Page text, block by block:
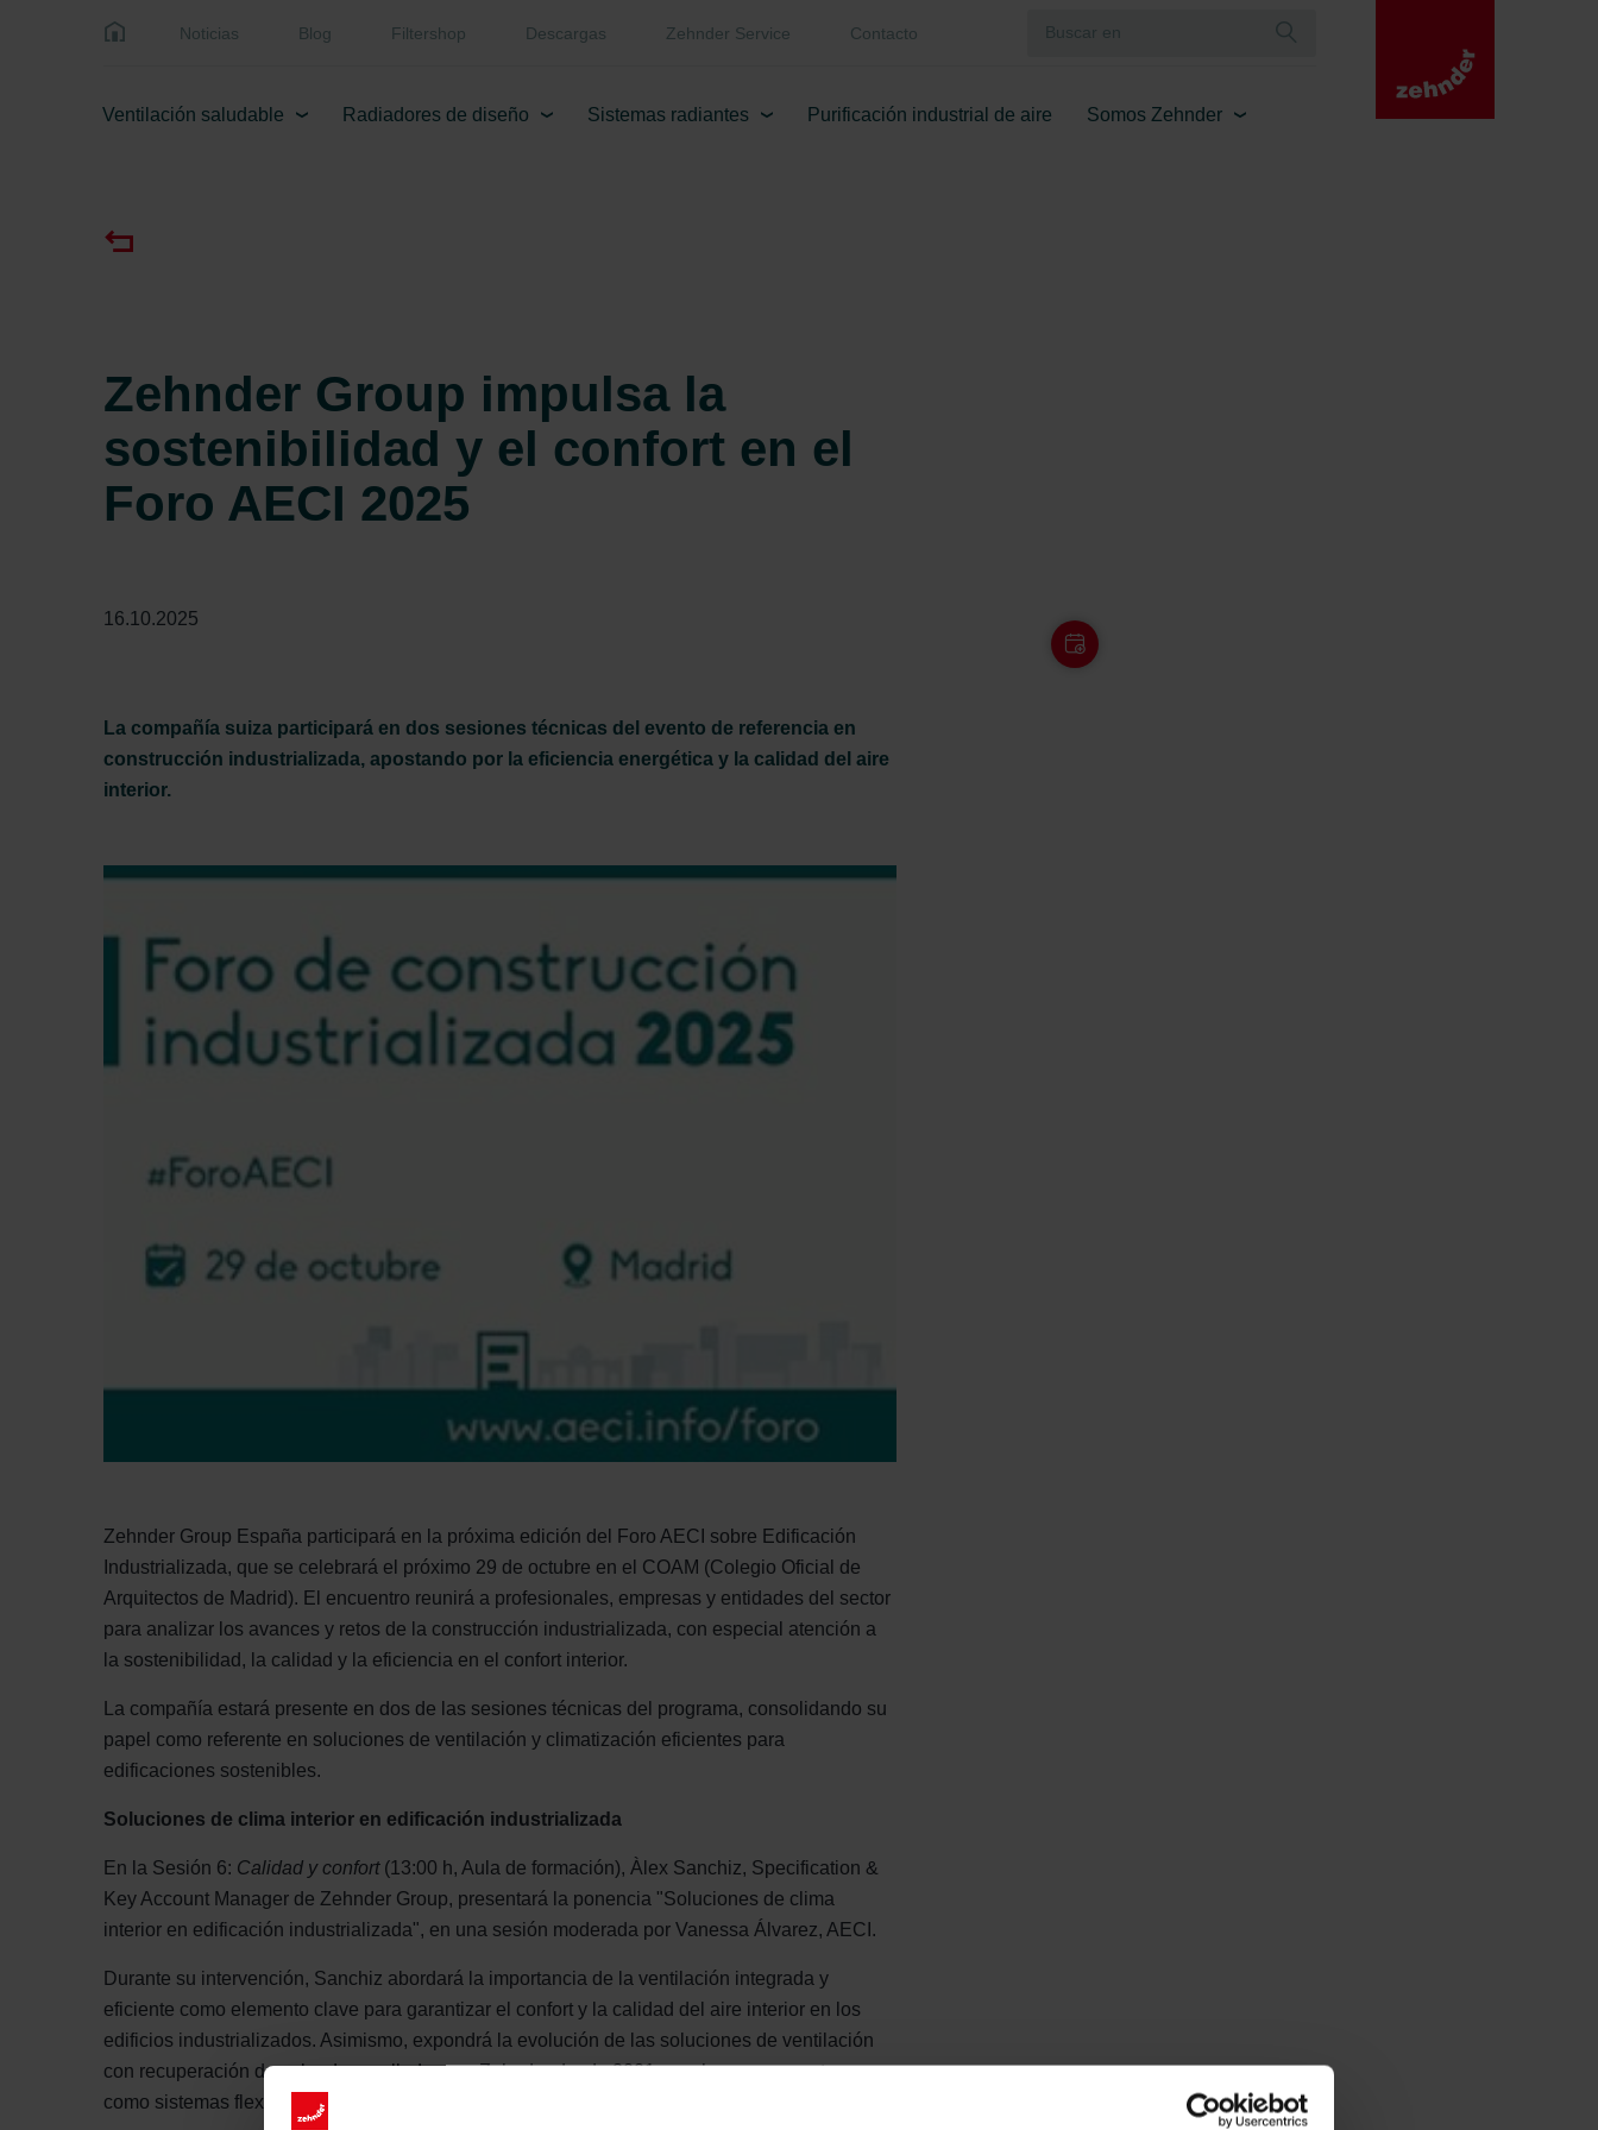
Noticias Blog Filtershop Descargas Zehnder Service Contacto
Ventilación saludable Radiadores de diseño Sistemas radiantes Purificación industrial de aire Somos Zehnder
Zehnder Group impulsa la
sostenibilidad y el confort en el
Foro AECI 2025
16.10.2025
La compañía suiza participará en dos sesiones técnicas del evento de referencia en
construcción industrializada, apostando por la eficiencia energética y la calidad del aire
interior.
Zehnder Group España participará en la próxima edición del Foro AECI sobre Edificación
Industrializada, que se celebrará el próximo 29 de octubre en el COAM (Colegio Oficial de
Arquitectos de Madrid). El encuentro reunirá a profesionales, empresas y entidades del sector
para analizar los avances y retos de la construcción industrializada, con especial atención a
la sostenibilidad, la calidad y la eficiencia en el confort interior.
La compañía estará presente en dos de las sesiones técnicas del programa, consolidando su
papel como referente en soluciones de ventilación y climatización eficientes para
edificaciones sostenibles.
Soluciones de clima interior en edificación industrializada
En la Sesión 6: Calidad y confort (13:00 h, Aula de formación), Àlex Sanchiz, Specification &
Key Account Manager de Zehnder Group, presentará la ponencia "Soluciones de clima
interior en edificación industrializada", en una sesión moderada por Vanessa Álvarez, AECI.
Durante su intervención, Sanchiz abordará la importancia de la ventilación integrada y
eficiente como elemento clave para garantizar el confort y la calidad del aire interior en los
edificios industrializados. Asimismo, expondrá la evolución de las soluciones de ventilación
con recuperación de calor desarrolladas por Zehnder desde 2001, que hoy se presentan
como sistemas flexibles, estandarizados y de alto rendimiento acústico y aerodinámico.